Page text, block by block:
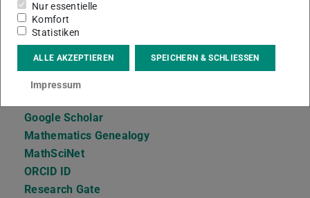
S2|17 29
Schloßgartenstr. 8
64289Darmstadt
Links
Google Scholar
Mathematics Genealogy
MathSciNet
ORCID ID
Research Gate
Nur essentielle
Komfort
Statistiken
ALLE AKZEPTIEREN SPEICHERN & SCHLIESSEN
Impressum